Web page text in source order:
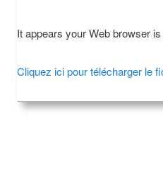
It appears your Web browser
Cliquez ici pour télécharger le